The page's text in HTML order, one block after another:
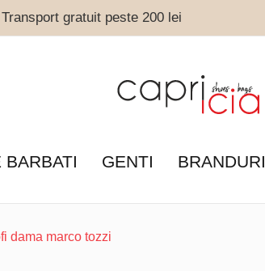
gratuit peste 200 lei
BARBATI GENTI BRANDURI
dama marco tozzi